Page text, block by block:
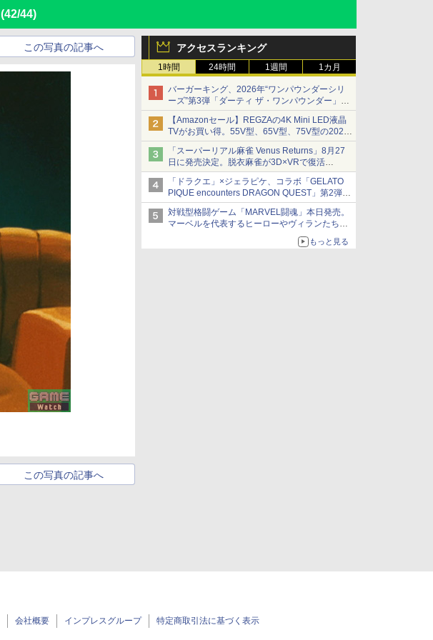
(42/44)
アクセスランキング
1時間 24時間 1週間 1カ月
バーガーキング、2026年“ワンパウンダーシリ
ーズ”第3弾「ダーティ ザ・ワンパウンダー」を
8月7日発売
「特製ガーリックマヨソース」を使用した超大
型チーズバーガー
【Amazonセール】REGZAの4K Mini LED液晶
TVがお買い得。55V型、65V型、75V型の2026
年モデルがラインナップ
「スーパーリアル麻雀 Venus Returns」8月27
日に発売決定。脱衣麻雀が3D×VRで復活
発売から2週間は20%オフになるセールが実施
「ドラクエ」×ジェラピケ、コラボ「GELATO
PIQUE encounters DRAGON QUEST」第2弾が
本日発売
アイスカップに入ったスライムやわたぼう、ベ
ビーサタンなどがオリジナルアートで登場
対戦型格闘ゲーム「MARVEL闘魂」本日発売。
マーベルを代表するヒーローやヴィランたちが
「GUILTY GEAR」などの格ゲーを手掛けるア
もっと見る
この写真の記事へ
この写真の記事へ
会社概要 インプレスグループ 特定商取引法に基づく表示